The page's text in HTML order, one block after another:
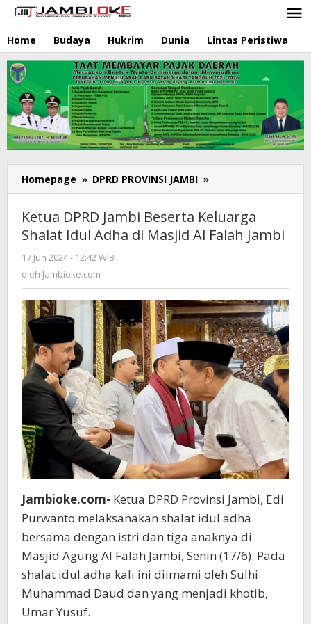
Lewati
ke
konten
Home Budaya Hukrim Dunia Lintas Peristiwa
Homepage » DPRD PROVINSI JAMBI »
DPRD
Jambi
Beserta
Keluarga
Masjid
Al
Falah
Jambi
Ketua DPRD Jambi Beserta Keluarga
Shalat Idul Adha di Masjid Al Falah Jambi
17 Jun 2024 - 12:42 WIB
oleh Jambioke.com
Jambioke.com- Ketua DPRD Provinsi Jambi, Edi
Purwanto melaksanakan shalat idul adha
bersama dengan istri dan tiga anaknya di
Masjid Agung Al Falah Jambi, Senin (17/6). Pada
shalat idul adha kali ini diimami oleh Sulhi
Muhammad Daud dan yang menjadi khotib,
Umar Yusuf.